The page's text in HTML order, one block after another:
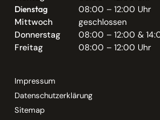
Dienstag
08:00 – 12:00 Uhr
Mittwoch
geschlossen
Donnerstag
08:00 – 12:00 &
Freitag
08:00 – 12:00 Uhr
Impressum
Datenschutzerklärung
Sitemap